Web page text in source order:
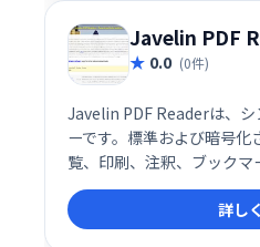
Javelin PDF
0.0 (0件)
Javelin PDF Readerは、
ーです。標準および暗号化
覧、印刷、注釈、ブック
ンロードサイズはわずか
め、サクサク動作します。
方、メモを取りたい方に最
詳し